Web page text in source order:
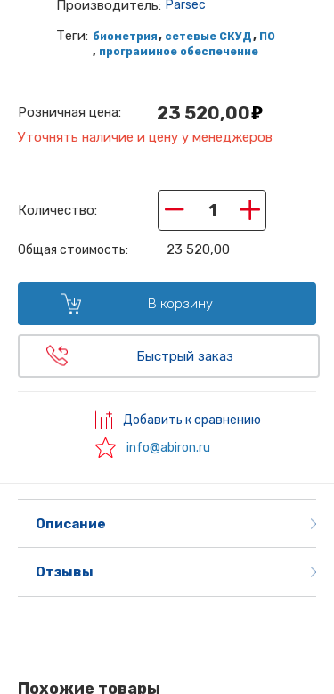
Розничная цена: 23 520,00
Уточнять наличие и цену у менеджеров
Количество: − +
Общая стоимость: 23 520,00
В корзину
Быстрый заказ
Добавить к сравнению
info@abiron.ru
Производитель: Parsec
Теги: биометрия, сетевые СКУД, ПО
, программное обеспечение
Описание
Отзывы
Похожие товары